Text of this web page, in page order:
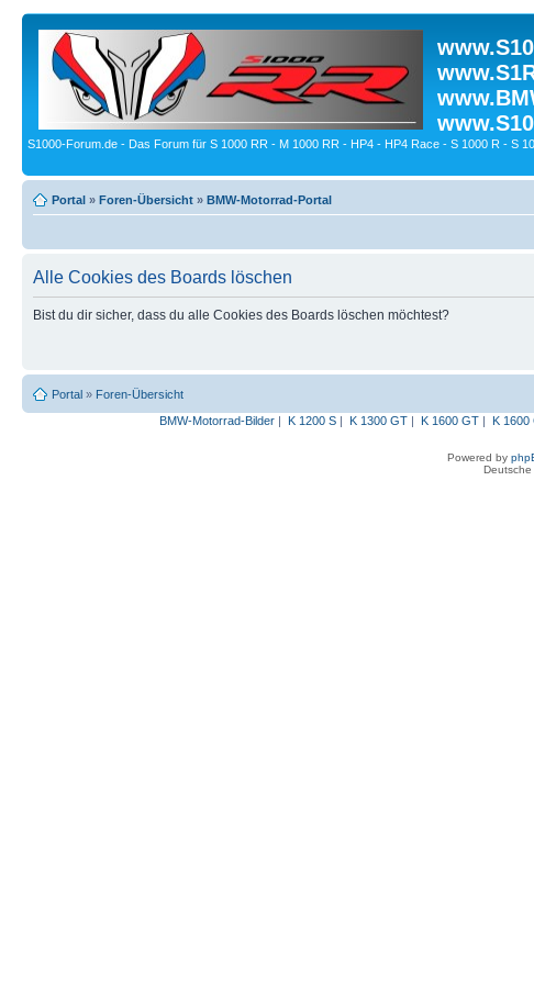
S1000-Forum.de - Das Forum für S 1000 RR - M 1000 RR - HP4 - HP4 Race - S 1000 R - S
Portal » Foren-Übersicht » BMW-Motorrad-Portal
Alle Cookies des Boards löschen
Bist du dir sicher, dass du alle Cookies des Boards löschen möchtest?
Portal » Foren-Übersicht
BMW-Motorrad-Bilder| K 1200 S| K 1300 GT| K 1600 GT| K 1600
Powered by